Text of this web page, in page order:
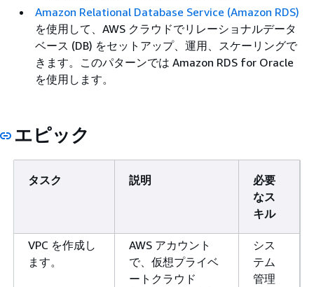
Amazon Relational Database Service (Amazon RDS)
を使用して、AWS クラウドでリレーショナルデータ
ベース (DB) をセットアップ、運用、スケーリングで
きます。このパターンでは Amazon RDS for Oracle
を使用します。
エピック
タスク 説明
必要
なス
キル
VPC を作成し
ます。
AWS アカウント
で、仮想プライベ
ートクラウド
シス
テム
管理